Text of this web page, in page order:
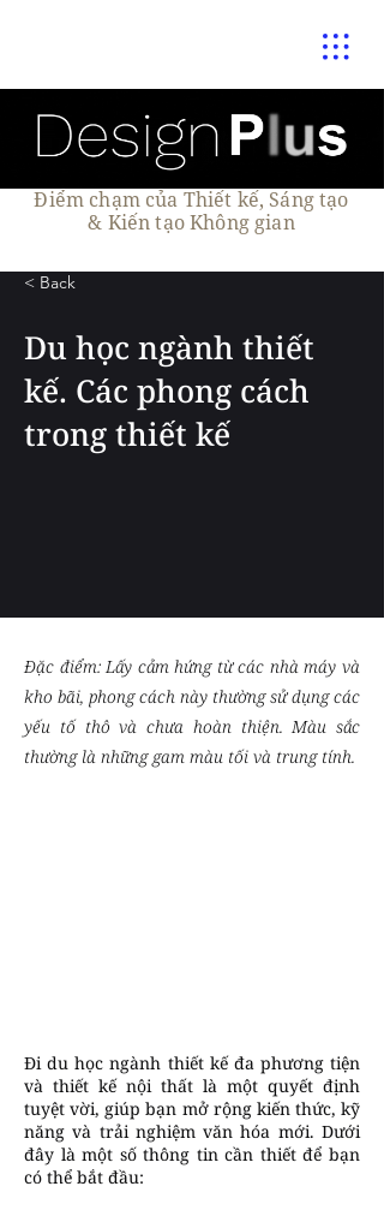
Điểm chạm của Thiết kế, Sáng tạo
& Kiến tạo Không gian
< Back
Du học ngành thiết
kế. Các phong cách
trong thiết kế
Đặc điểm: Lấy cảm hứng từ các nhà máy và
kho bãi, phong cách này thường sử dụng các
yếu tố thô và chưa hoàn thiện. Màu sắc
thường là những gam màu tối và trung tính.
Đi du học ngành thiết kế đa phương tiện
và thiết kế nội thất là một quyết định
tuyệt vời, giúp bạn mở rộng kiến thức, kỹ
năng và trải nghiệm văn hóa mới. Dưới
đây là một số thông tin cần thiết để bạn
có thể bắt đầu: